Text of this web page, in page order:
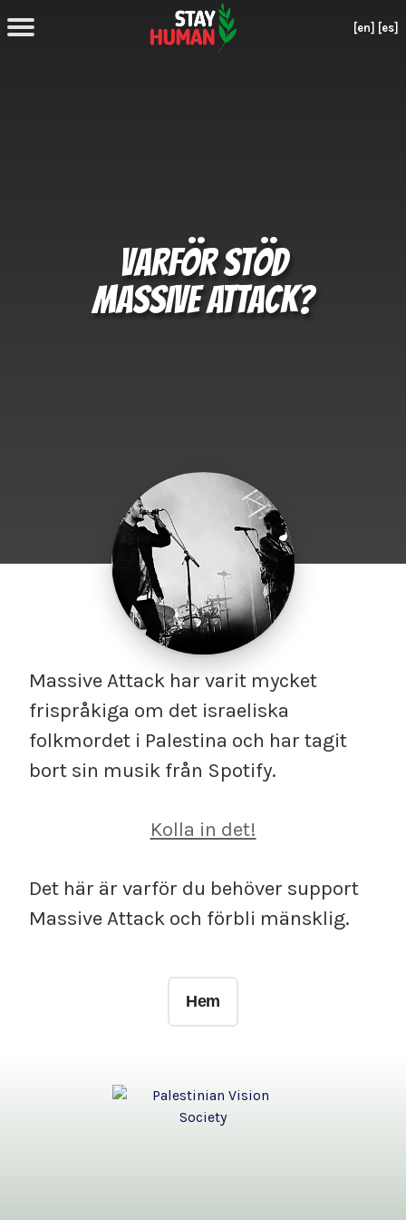
[en] [es]
VARFÖR STÖD
MASSIVE ATTACK?
Massive Attack har varit mycket
frispråkiga om det israeliska
folkmordet i Palestina och har tagit
bort sin musik från Spotify.
Kolla in det!
Det här är varför du behöver support
Massive Attack och förbli mänsklig.
Hem